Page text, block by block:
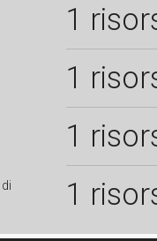
1
1
1
di 1